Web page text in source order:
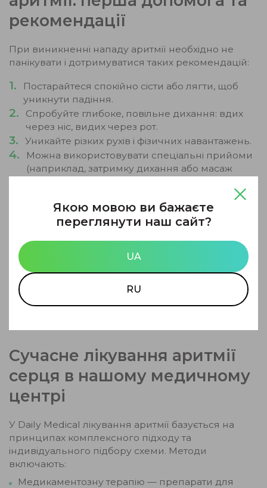
рекомендації
При виникненні нападу аритмії необхідно не
панікувати і дотримуватися таких рекомендацій:
Постарайтеся спокійно сісти або лягти, щоб
уникнути падіння.
Спробуйте глибоке, повільне дихання: вдих
через ніс, видих через рот.
Уникайте різких рухів і фізичних навантажень.
Можна використовувати спеціальні прийоми
(наприклад, затримку дихання або масаж
Обов’язково викликайте швидку допомогу,
якщо напад триває понад кілька хвилин,
Не приймайте серцеві препарати без
рекомендації лікаря.
Уникайте куріння, кофеїну та алкоголю до
консультації спеціаліста.
Сучасне лікування аритмії
серця в нашому медичному
центрі
У Daily Medical лікування аритмії базується на
принципах комплексного підходу та
індивідуального підбору схеми. Методи
включають:
Медикаментозну терапію — препарати для
Якою мовою ви бажаєте
переглянути наш сайт?
UA
RU